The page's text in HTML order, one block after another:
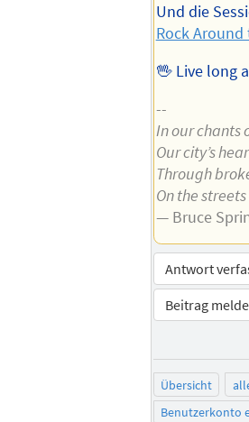
Und die
Rock Around
🖖 Live long
--
In our chants
Our city’s
Through
On the
— Bruce
Antwort
Beitrag
Übersicht
Benutzerkonto